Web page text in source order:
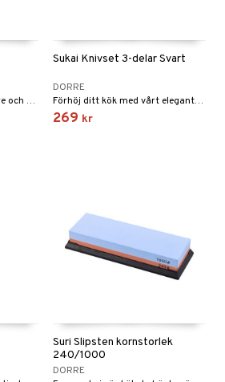
Gör din matlagning enklare och smidigare med denna robusta stekspade, särskilt designad för stekhällar.
Sukai Knivset 3-delar Svart
DORRE
Förhöj ditt kök med vårt eleganta svarta knivset. Setet innehåller en kockkniv, en allkniv och en skalkniv, vilket ger dig precision och stil i varje skärning.
269 kr
Suri Slipsten kornstorlek
240/1000
DORRE